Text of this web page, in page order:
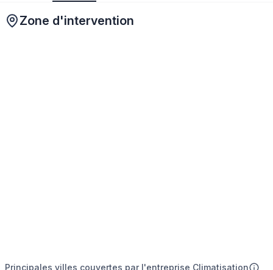
Zone d'intervention
Principales villes couvertes par l'entreprise Climatisation